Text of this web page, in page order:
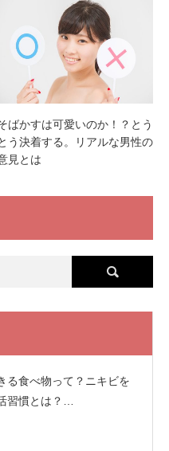
ばかすは可愛いのか！？とう
う決着する。リアルな男性の
見とは
る食べ物って？ニキビを
習慣とは？…